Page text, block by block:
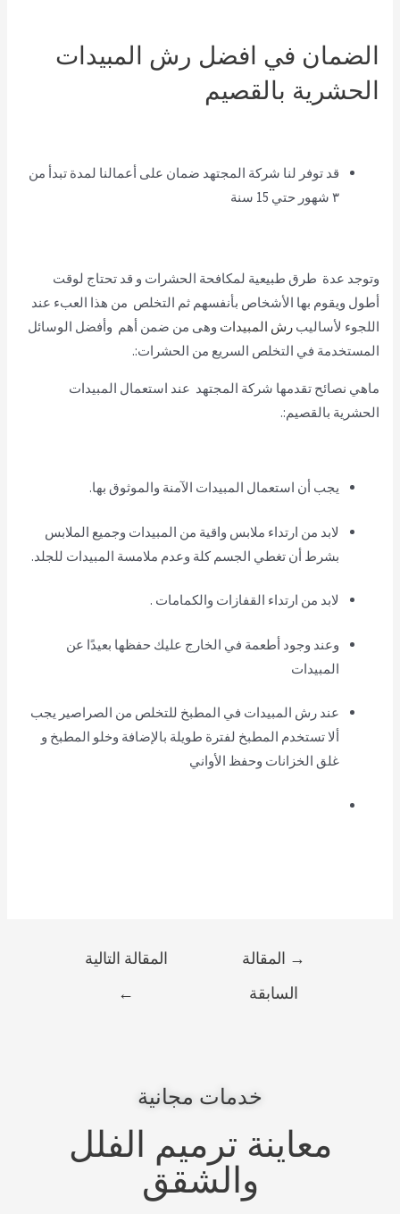
الضمان في افضل رش المبيدات
الحشرية بالقصيم
قد توفر لنا شركة المجتهد ضمان على أعمالنا لمدة تبدأ من
٣ شهور حتي 15 سنة
وتوجد عدة طرق طبيعية لمكافحة الحشرات و قد تحتاج لوقت
أطول ويقوم بها الأشخاص بأنفسهم ثم التخلص من هذا العبء عند
اللجوء لأساليبرش المبيدات وهى من ضمن أهم وأفضل الوسائل
المستخدمة في التخلص السريع من الحشرات:.
ماهي نصائح تقدمها شركة المجتهد عند استعمال المبيدات
الحشرية بالقصيم:.
يجب أن استعمال المبيدات الآمنة والموثوق بها.
لابد من ارتداء ملابس واقية من المبيدات وجميع الملابس
بشرط أن تغطي الجسم كلة وعدم ملامسة المبيدات للجلد.
لابد من ارتداء القفازات والكمامات .
وعند وجود أطعمة في الخارج عليك حفظها بعيدًا عن
المبيدات
عند رش المبيدات في المطبخ للتخلص من الصراصير يجب
ألا تستخدم المطبخ لفترة طويلة بالإضافة وخلو المطبخ و
غلق الخزانات وحفظ الأواني
→ المقالة
السابقة
المقالة التالية
←
خدمات مجانية
معاينة ترميم الفلل
والشقق